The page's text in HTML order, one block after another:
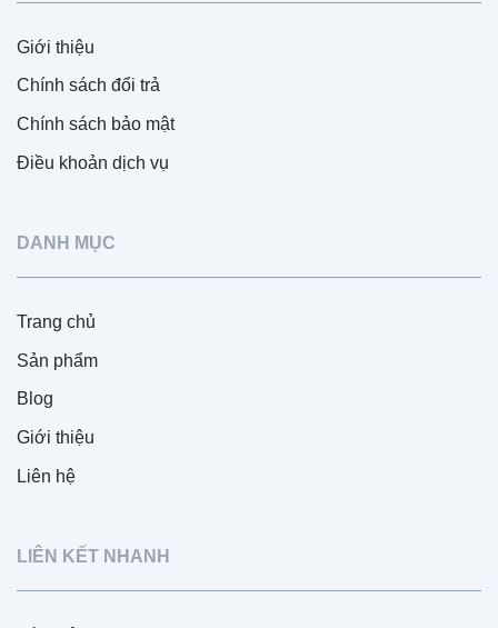
Giới thiệu
Chính sách đổi trả
Chính sách bảo mật
Điều khoản dịch vụ
DANH MỤC
Trang chủ
Sản phẩm
Blog
Giới thiệu
Liên hệ
LIÊN KẾT NHANH